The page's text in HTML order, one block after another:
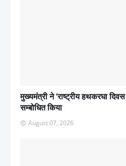
मुख्यमंत्री ने ‘राष्ट्रीय हथकरघा
सम्बोधित किया
August 07, 2026